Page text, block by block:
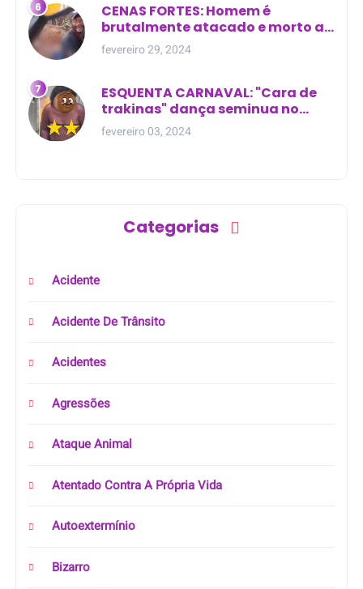
CENAS FORTES: Homem é
brutalmente atacado e morto a
golpes de facão em joão lisboa
fevereiro 29, 2024
ESQUENTA CARNAVAL: "Cara de
trakinas" dança seminua no
meio da rua na Bahia
fevereiro 03, 2024
Categorias
Acidente
Acidente De Trânsito
Acidentes
Agressões
Ataque Animal
Atentado Contra A Própria Vida
Autoextermínio
Bizarro